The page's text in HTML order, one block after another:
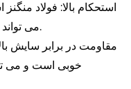
استحکام بالا: فولاد
می تواند تنش های مکانیکی زیادی را تحمل کند.
مقاومت در برابر سایش
خوبی است و می